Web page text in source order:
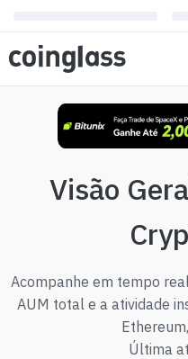
Visão
Acompanhe em tempo
AUM total e a atividade
Última